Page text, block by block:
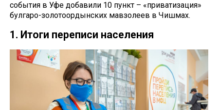
события в Уфе добавили 10 пункт – «приватизация»
булгаро-золотоордынских мавзолеев в Чишмах.
1. Итоги переписи населения